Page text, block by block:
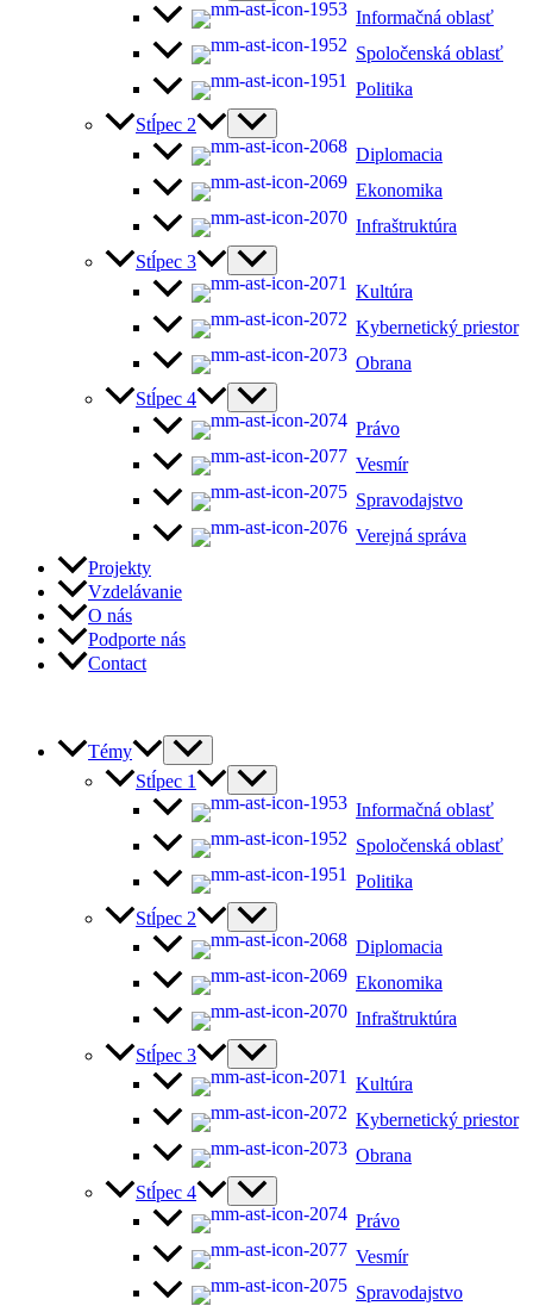
Informačná oblasť
Spoločenská oblasť
Politika
Stĺpec 2
Diplomacia
Ekonomika
Infraštruktúra
Stĺpec 3
Kultúra
Kybernetický priestor
Obrana
Stĺpec 4
Právo
Vesmír
Spravodajstvo
Verejná správa
Projekty
Vzdelávanie
O nás
Podporte nás
Contact
Témy
Stĺpec 1
Informačná oblasť
Spoločenská oblasť
Politika
Stĺpec 2
Diplomacia
Ekonomika
Infraštruktúra
Stĺpec 3
Kultúra
Kybernetický priestor
Obrana
Stĺpec 4
Právo
Vesmír
Spravodajstvo